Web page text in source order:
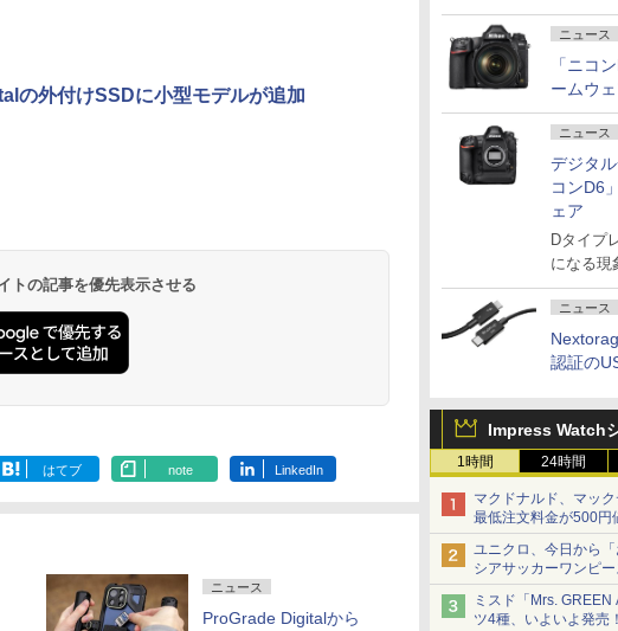
ニュース
「ニコ
ームウ
ニュース
デジタ
コンD6
ェア
Dタイプ
になる現
ニュース
認証の
Impress Watch
1時間 24時間
マクドナルド、マッ
最低注文料金が500円
1,500円から受付
ユニクロ、今日から
シアサッカーワンピ
ショーツは1990円に
ミスド「Mrs.
ツ4種、いよいよ発売！
の外付けSSDに小型モデルが追加
トの記事を優先表示させる
はてブ note LinkedIn
ニュース
ProGrade Digitalから